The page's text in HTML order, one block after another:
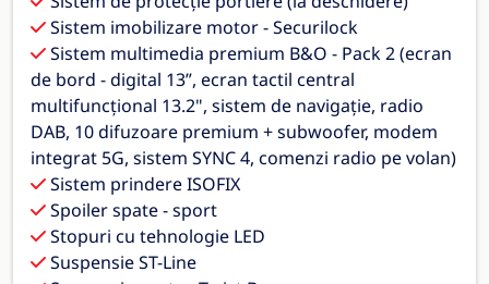
Sistem imobilizare motor - Securilock
Sistem multimedia premium B&O - Pack 2 (ecran
de bord - digital 13”, ecran tactil central
multifuncțional 13.2", sistem de navigație, radio
DAB, 10 difuzoare premium + subwoofer, modem
integrat 5G, sistem SYNC 4, comenzi radio pe volan)
Sistem prindere ISOFIX
Spoiler spate - sport
Stopuri cu tehnologie LED
Suspensie ST-Line